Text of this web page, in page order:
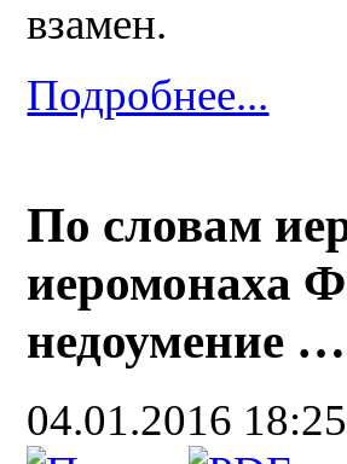
взамен.
Подробнее...
По словам
иеромонаха
недоумение …
04.01.2016 18:25